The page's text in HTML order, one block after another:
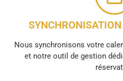
Nous synchronisons votre
et notre outil de gestion